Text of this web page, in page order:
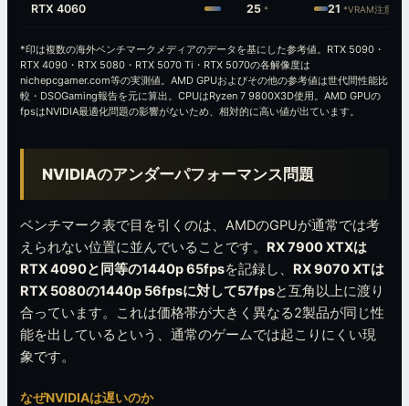
RTX 4060 25* 21*VRAM注意
*印は複数の海外ベンチマークメディアのデータを基にした参考値。RTX 5090・
RTX 4090・RTX 5080・RTX 5070 Ti・RTX 5070の各解像度は
nichepcgamer.com等の実測値。AMD GPUおよびその他の参考値は世代間性能比
較・DSOGaming報告を元に算出。CPUはRyzen 7 9800X3D使用。AMD GPUの
fpsはNVIDIA最適化問題の影響がないため、相対的に高い値が出ています。
NVIDIAのアンダーパフォーマンス問題
ベンチマーク表で目を引くのは、AMDのGPUが通常では考
えられない位置に並んでいることです。 RX 7900 XTXは
RTX 4090と同等の1440p 65fpsを記録し、 RX 9070 XTは
RTX 5080の1440p 56fpsに対して57fpsと互角以上に渡り
合っています。これは価格帯が大きく異なる2製品が同じ性
能を出しているという、通常のゲームでは起こりにくい現
象です。
なぜNVIDIAは遅いのか